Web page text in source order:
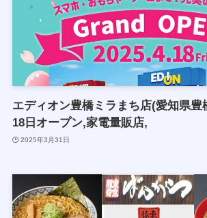
エディオン豊橋ミラまち店(愛知県豊
18日オープン,家電量販店,
2025年3月31日